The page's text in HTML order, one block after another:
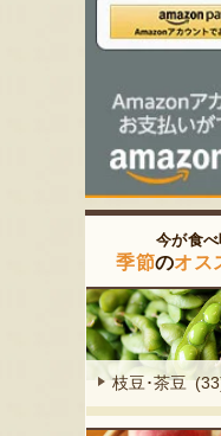
今が食べ
季節のオス
枝豆･茶豆